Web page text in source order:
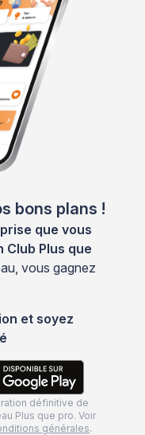
bons plans !
que vous
Club Plus que
vous gagnez
et soyez
définitive de
Plus que pro. Voir
générales.